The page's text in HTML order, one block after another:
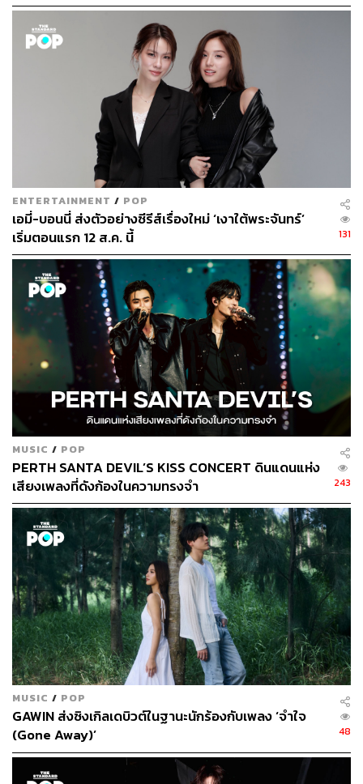
ENTERTAINMENT / POP
เอมี่-บอนนี่ ส่งตัวอย่างซีรีส์เรื่องใหม่ ‘เงาใต้พระจันทร์’
เริ่มตอนแรก 12 ส.ค. นี้
131
MUSIC / POP
PERTH SANTA DEVIL’S KISS CONCERT ดินแดนแห่ง
เสียงเพลงที่ดังก้องในความทรงจำ
243
MUSIC / POP
GAWIN ส่งซิงเกิลเดบิวต์ในฐานะนักร้องกับเพลง ‘จำใจ
(Gone Away)’
48